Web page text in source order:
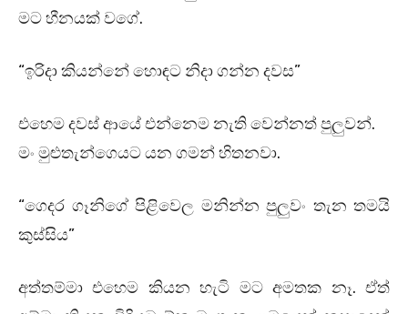
මට හීනයක් වගේ.
“ඉරිදා කියන්නේ හොඳට නිදා ගන්න දවස”
එහෙම දවස් ආයේ එන්නෙම නැති වෙන්නත් පුලුවන්.
මං මුළුතැන්ගෙයට යන ගමන් හිතනවා.
“ගෙදර ගෑනිගේ පිළිවෙල මනින්න පුලුවං තැන තමයි
කුස්සිය”
අත්තම්මා එහෙම කියන හැටි මට අමතක නෑ. ඒත්